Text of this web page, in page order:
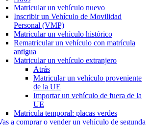
Matricular un vehículo nuevo
Inscribir un Vehículo de Movilidad
Personal (VMP)
Matricular un vehículo histórico
Rematricular un vehículo con matrícula
antigua
Matricular un vehículo extranjero
Atrás
Matricular un vehículo proveniente
de la UE
Importar un vehículo de fuera de la
UE
Matricula temporal: placas verdes
a comprar o vender un vehículo de segunda